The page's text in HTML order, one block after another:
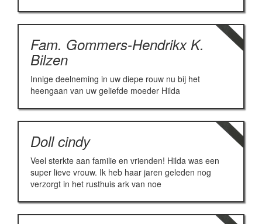
Fam. Gommers-Hendrikx K.
Bilzen
Innige deelneming in uw diepe rouw nu bij het
heengaan van uw geliefde moeder Hilda
Doll cindy
Veel sterkte aan familie en vrienden! Hilda was een
super lieve vrouw. Ik heb haar jaren geleden nog
verzorgt in het rusthuis ark van noe